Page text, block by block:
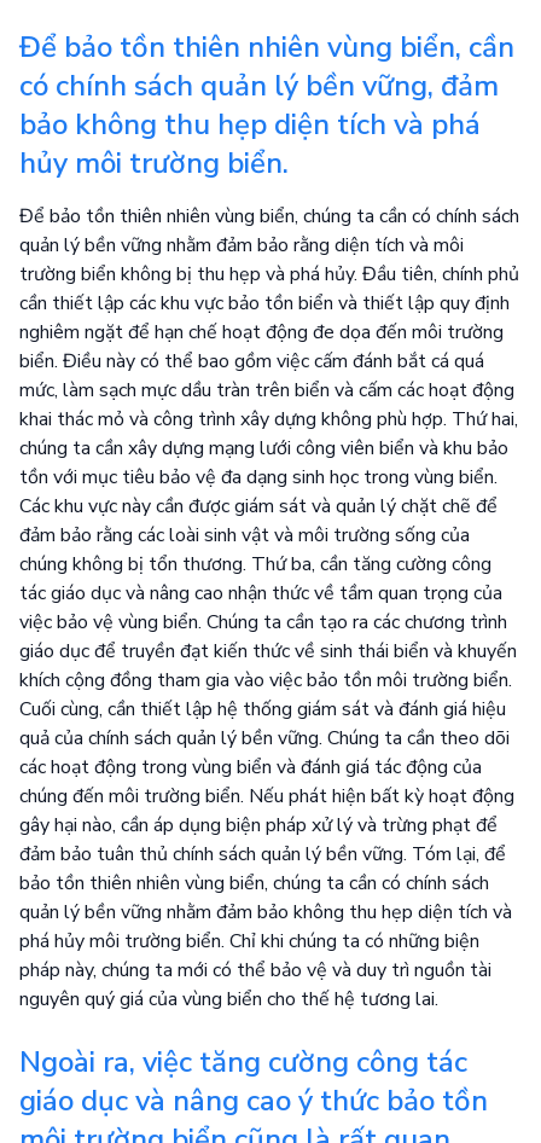
Để bảo tồn thiên nhiên vùng biển, cần
có chính sách quản lý bền vững, đảm
bảo không thu hẹp diện tích và phá
hủy môi trường biển.
Để bảo tồn thiên nhiên vùng biển, chúng ta cần có chính sách
quản lý bền vững nhằm đảm bảo rằng diện tích và môi
trường biển không bị thu hẹp và phá hủy. Đầu tiên, chính phủ
cần thiết lập các khu vực bảo tồn biển và thiết lập quy định
nghiêm ngặt để hạn chế hoạt động đe dọa đến môi trường
biển. Điều này có thể bao gồm việc cấm đánh bắt cá quá
mức, làm sạch mực dầu tràn trên biển và cấm các hoạt động
khai thác mỏ và công trình xây dựng không phù hợp. Thứ hai,
chúng ta cần xây dựng mạng lưới công viên biển và khu bảo
tồn với mục tiêu bảo vệ đa dạng sinh học trong vùng biển.
Các khu vực này cần được giám sát và quản lý chặt chẽ để
đảm bảo rằng các loài sinh vật và môi trường sống của
chúng không bị tổn thương. Thứ ba, cần tăng cường công
tác giáo dục và nâng cao nhận thức về tầm quan trọng của
việc bảo vệ vùng biển. Chúng ta cần tạo ra các chương trình
giáo dục để truyền đạt kiến thức về sinh thái biển và khuyến
khích cộng đồng tham gia vào việc bảo tồn môi trường biển.
Cuối cùng, cần thiết lập hệ thống giám sát và đánh giá hiệu
quả của chính sách quản lý bền vững. Chúng ta cần theo dõi
các hoạt động trong vùng biển và đánh giá tác động của
chúng đến môi trường biển. Nếu phát hiện bất kỳ hoạt động
gây hại nào, cần áp dụng biện pháp xử lý và trừng phạt để
đảm bảo tuân thủ chính sách quản lý bền vững. Tóm lại, để
bảo tồn thiên nhiên vùng biển, chúng ta cần có chính sách
quản lý bền vững nhằm đảm bảo không thu hẹp diện tích và
phá hủy môi trường biển. Chỉ khi chúng ta có những biện
pháp này, chúng ta mới có thể bảo vệ và duy trì nguồn tài
nguyên quý giá của vùng biển cho thế hệ tương lai.
Ngoài ra, việc tăng cường công tác
giáo dục và nâng cao ý thức bảo tồn